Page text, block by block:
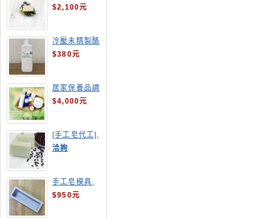
$2,100元
冷壓未精製酪
梨油
$380元
居家保養品調
配班
$4,000元
[手工皂代工],
酒粕皂
洽詢
手工皂模具,
長方形吐司模
$950元